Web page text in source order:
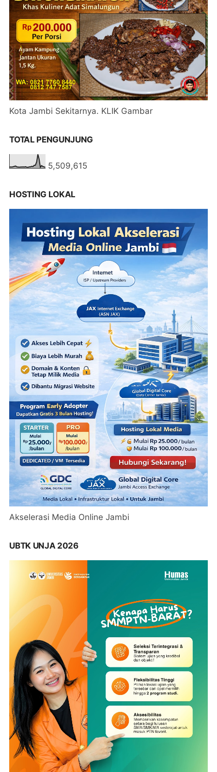
Kota Jambi Sekitarnya. KLIK Gambar
TOTAL PENGUNJUNG
5,509,615
HOSTING LOKAL
Akselerasi Media Online Jambi
UBTK UNJA 2026